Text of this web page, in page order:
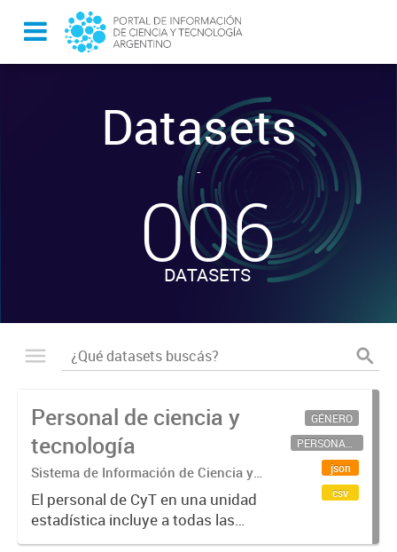
Datasets
-
006
DATASETS
Personal de ciencia y
tecnología
Sistema de Información de Ciencia y
Tecnología Argentino (SICYTAR)
El personal de CyT en una unidad
estadística incluye a todas las
personas involucradas
GÉNERO
PERSONAL CIENTÍFICO-TECNOLÓGICO
json
csv